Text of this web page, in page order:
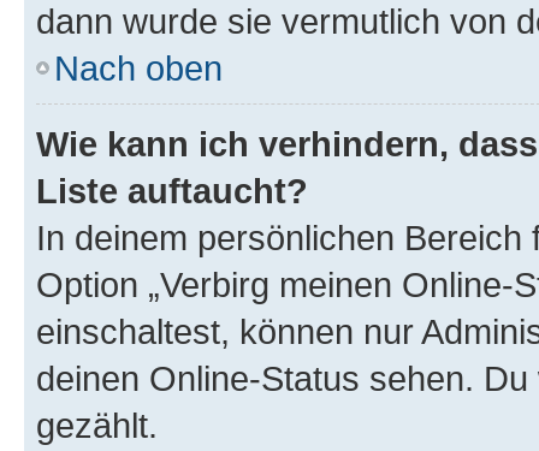
dann wurde sie vermutlich von
Nach oben
Wie kann ich verhindern,
Liste auftaucht?
In deinem persönlichen
Option „Verbirg meinen Online-
einschaltest, können nur
deinen Online-Status sehen.
gezählt.